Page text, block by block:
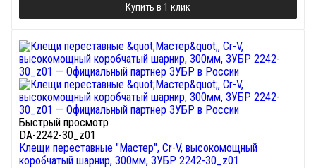
Купить в 1 клик
Быстрый просмотр
DA-2242-30_z01
Клещи переставные "Мастер", Сr-V, высокомощный
коробчатый шарнир, 300мм, ЗУБР 2242-30_z01